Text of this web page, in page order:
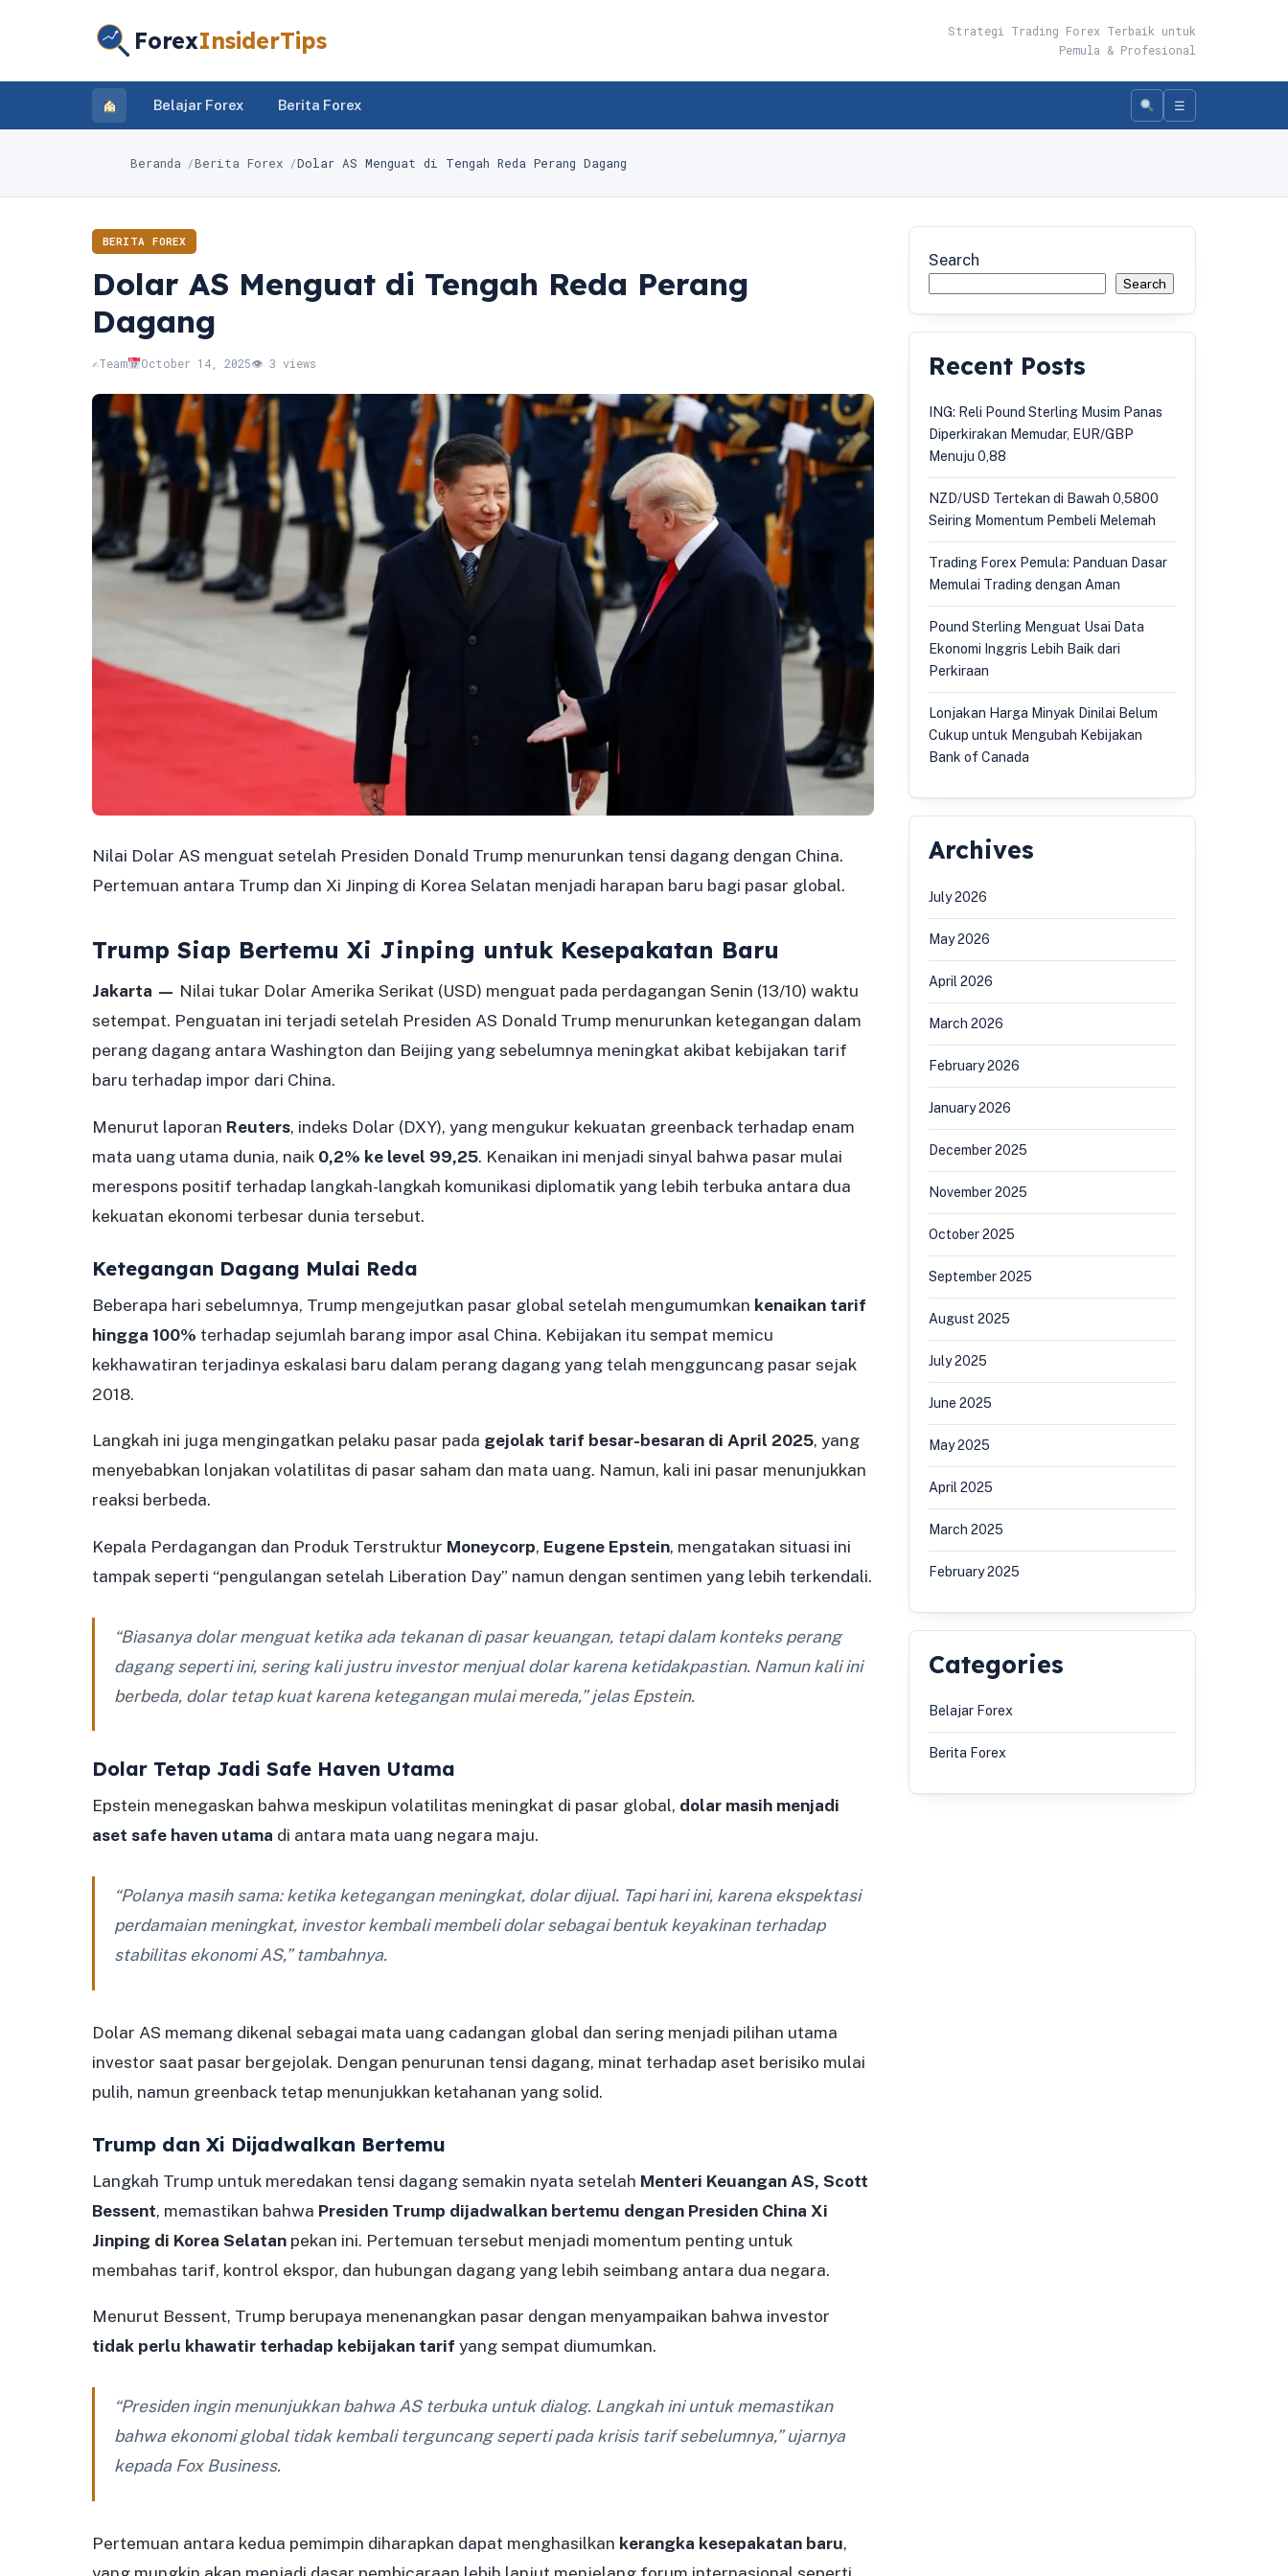
ForexInsiderTips
Strategi Trading Forex Terbaik untuk
Pemula & Profesional
Belajar Forex Berita Forex ☰
Beranda Berita Forex Dolar AS Menguat di Tengah Reda Perang Dagang
BERITA FOREX
Dolar AS Menguat di Tengah Reda Perang
Dagang
✍️Team October 14, 2025👁 3 views
Nilai Dolar AS menguat setelah Presiden Donald Trump menurunkan tensi dagang dengan China.
Pertemuan antara Trump dan Xi Jinping di Korea Selatan menjadi harapan baru bagi pasar global.
Trump Siap Bertemu Xi Jinping untuk Kesepakatan Baru
Jakarta — Nilai tukar Dolar Amerika Serikat (USD) menguat pada perdagangan Senin (13/10) waktu
setempat. Penguatan ini terjadi setelah Presiden AS Donald Trump menurunkan ketegangan dalam
perang dagang antara Washington dan Beijing yang sebelumnya meningkat akibat kebijakan tarif
baru terhadap impor dari China.
Menurut laporan Reuters, indeks Dolar (DXY), yang mengukur kekuatan greenback terhadap enam
mata uang utama dunia, naik 0,2% ke level 99,25. Kenaikan ini menjadi sinyal bahwa pasar mulai
merespons positif terhadap langkah-langkah komunikasi diplomatik yang lebih terbuka antara dua
kekuatan ekonomi terbesar dunia tersebut.
Ketegangan Dagang Mulai Reda
Beberapa hari sebelumnya, Trump mengejutkan pasar global setelah mengumumkan kenaikan tarif
hingga 100% terhadap sejumlah barang impor asal China. Kebijakan itu sempat memicu
kekhawatiran terjadinya eskalasi baru dalam perang dagang yang telah mengguncang pasar sejak
2018.
Langkah ini juga mengingatkan pelaku pasar pada gejolak tarif besar-besaran di April 2025, yang
menyebabkan lonjakan volatilitas di pasar saham dan mata uang. Namun, kali ini pasar menunjukkan
reaksi berbeda.
Kepala Perdagangan dan Produk Terstruktur Moneycorp, Eugene Epstein, mengatakan situasi ini
tampak seperti “pengulangan setelah Liberation Day” namun dengan sentimen yang lebih terkendali.
“Biasanya dolar menguat ketika ada tekanan di pasar keuangan, tetapi dalam konteks perang
dagang seperti ini, sering kali justru investor menjual dolar karena ketidakpastian. Namun kali ini
berbeda, dolar tetap kuat karena ketegangan mulai mereda,” jelas Epstein.
Dolar Tetap Jadi Safe Haven Utama
Epstein menegaskan bahwa meskipun volatilitas meningkat di pasar global, dolar masih menjadi
aset safe haven utama di antara mata uang negara maju.
“Polanya masih sama: ketika ketegangan meningkat, dolar dijual. Tapi hari ini, karena ekspektasi
perdamaian meningkat, investor kembali membeli dolar sebagai bentuk keyakinan terhadap
stabilitas ekonomi AS,” tambahnya.
Dolar AS memang dikenal sebagai mata uang cadangan global dan sering menjadi pilihan utama
investor saat pasar bergejolak. Dengan penurunan tensi dagang, minat terhadap aset berisiko mulai
pulih, namun greenback tetap menunjukkan ketahanan yang solid.
Trump dan Xi Dijadwalkan Bertemu
Langkah Trump untuk meredakan tensi dagang semakin nyata setelah Menteri Keuangan AS, Scott
Bessent, memastikan bahwa Presiden Trump dijadwalkan bertemu dengan Presiden China Xi
Jinping di Korea Selatan pekan ini. Pertemuan tersebut menjadi momentum penting untuk
membahas tarif, kontrol ekspor, dan hubungan dagang yang lebih seimbang antara dua negara.
Menurut Bessent, Trump berupaya menenangkan pasar dengan menyampaikan bahwa investor
tidak perlu khawatir terhadap kebijakan tarif yang sempat diumumkan.
“Presiden ingin menunjukkan bahwa AS terbuka untuk dialog. Langkah ini untuk memastikan
bahwa ekonomi global tidak kembali terguncang seperti pada krisis tarif sebelumnya,” ujarnya
kepada Fox Business.
Pertemuan antara kedua pemimpin diharapkan dapat menghasilkan kerangka kesepakatan baru,
Search
Search
Recent Posts
ING: Reli Pound Sterling Musim Panas
Diperkirakan Memudar, EUR/GBP
Menuju 0,88
NZD/USD Tertekan di Bawah 0,5800
Seiring Momentum Pembeli Melemah
Trading Forex Pemula: Panduan Dasar
Memulai Trading dengan Aman
Pound Sterling Menguat Usai Data
Ekonomi Inggris Lebih Baik dari
Perkiraan
Lonjakan Harga Minyak Dinilai Belum
Cukup untuk Mengubah Kebijakan
Bank of Canada
Archives
July 2026
May 2026
April 2026
March 2026
February 2026
January 2026
December 2025
November 2025
October 2025
September 2025
August 2025
July 2025
June 2025
May 2025
April 2025
March 2025
February 2025
Categories
Belajar Forex
Berita Forex